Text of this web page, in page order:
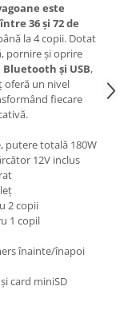
este
36 și 72 de
la 4 copii. Dotat
pornire și oprire
Bluetooth și USB,
oferă un nivel
fiecare
putere totală 180W
12V inclus
2 copii
1 copil
înainte/înapoi
card miniSD